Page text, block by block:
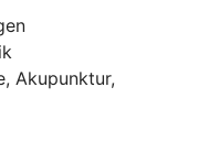
Akupunktur,